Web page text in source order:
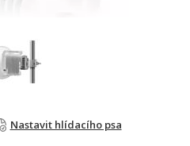
Nastavit hlídacího psa